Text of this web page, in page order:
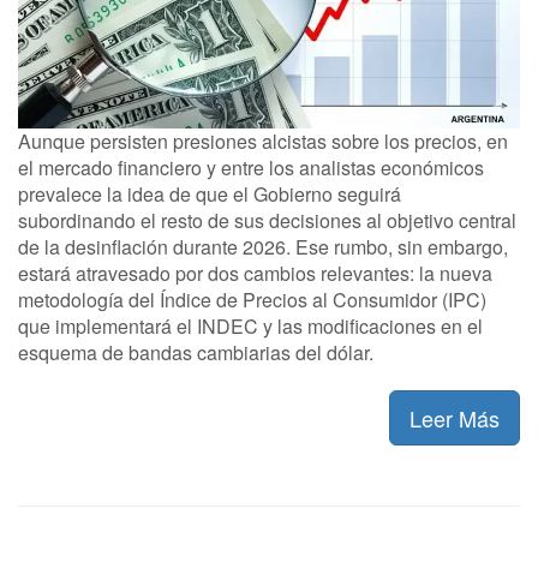
Aunque persisten presiones alcistas sobre los precios, en
el mercado financiero y entre los analistas económicos
prevalece la idea de que el Gobierno seguirá
subordinando el resto de sus decisiones al objetivo central
de la desinflación durante 2026. Ese rumbo, sin embargo,
estará atravesado por dos cambios relevantes: la nueva
metodología del Índice de Precios al Consumidor (IPC)
que implementará el INDEC y las modificaciones en el
esquema de bandas cambiarias del dólar.
Leer Más